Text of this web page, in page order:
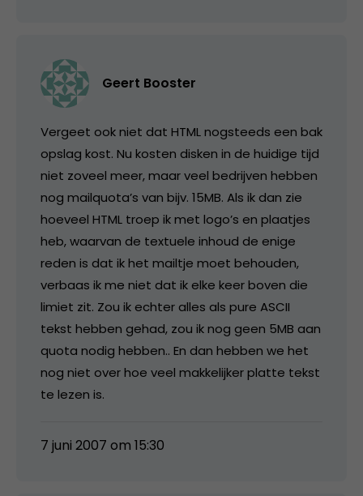
Geert Booster
Vergeet ook niet dat HTML nogsteeds een bak
opslag kost. Nu kosten disken in de huidige tijd
niet zoveel meer, maar veel bedrijven hebben
nog mailquota’s van bijv. 15MB. Als ik dan zie
hoeveel HTML troep ik met logo’s en plaatjes
heb, waarvan de textuele inhoud de enige
reden is dat ik het mailtje moet behouden,
verbaas ik me niet dat ik elke keer boven die
limiet zit. Zou ik echter alles als pure ASCII
tekst hebben gehad, zou ik nog geen 5MB aan
quota nodig hebben.. En dan hebben we het
nog niet over hoe veel makkelijker platte tekst
te lezen is.
7 juni 2007 om 15:30